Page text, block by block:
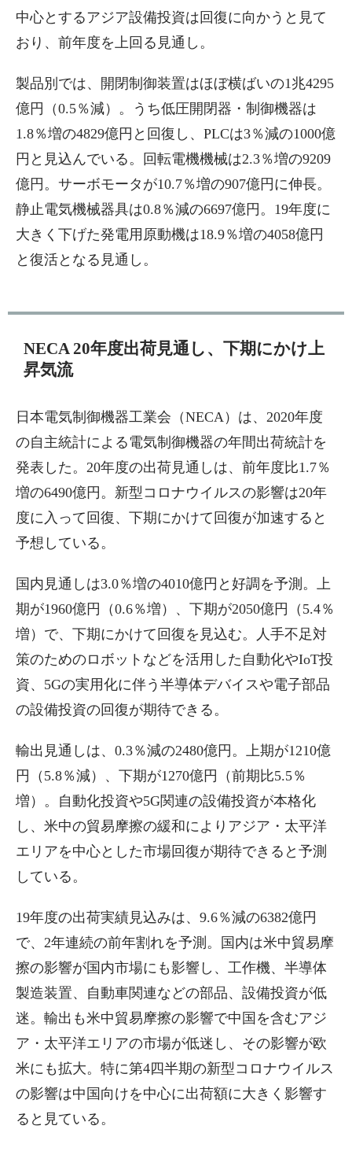
中心とするアジア設備投資は回復に向かうと見て
おり、前年度を上回る見通し。
製品別では、開閉制御装置はほぼ横ばいの1兆4295
億円（0.5％減）。うち低圧開閉器・制御機器は
1.8％増の4829億円と回復し、PLCは3％減の1000億
円と見込んでいる。回転電機機械は2.3％増の9209
億円。サーボモータが10.7％増の907億円に伸長。
静止電気機械器具は0.8％減の6697億円。19年度に
大きく下げた発電用原動機は18.9％増の4058億円
と復活となる見通し。
NECA 20年度出荷見通し、下期にかけ上
昇気流
日本電気制御機器工業会（NECA）は、2020年度
の自主統計による電気制御機器の年間出荷統計を
発表した。20年度の出荷見通しは、前年度比1.7％
増の6490億円。新型コロナウイルスの影響は20年
度に入って回復、下期にかけて回復が加速すると
予想している。
国内見通しは3.0％増の4010億円と好調を予測。上
期が1960億円（0.6％増）、下期が2050億円（5.4％
増）で、下期にかけて回復を見込む。人手不足対
策のためのロボットなどを活用した自動化やIoT投
資、5Gの実用化に伴う半導体デバイスや電子部品
の設備投資の回復が期待できる。
輸出見通しは、0.3％減の2480億円。上期が1210億
円（5.8％減）、下期が1270億円（前期比5.5％
増）。自動化投資や5G関連の設備投資が本格化
し、米中の貿易摩擦の緩和によりアジア・太平洋
エリアを中心とした市場回復が期待できると予測
している。
19年度の出荷実績見込みは、9.6％減の6382億円
で、2年連続の前年割れを予測。国内は米中貿易摩
擦の影響が国内市場にも影響し、工作機、半導体
製造装置、自動車関連などの部品、設備投資が低
迷。輸出も米中貿易摩擦の影響で中国を含むアジ
ア・太平洋エリアの市場が低迷し、その影響が欧
米にも拡大。特に第4四半期の新型コロナウイルス
の影響は中国向けを中心に出荷額に大きく影響す
ると見ている。